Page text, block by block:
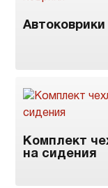
Автоковрики
Комплект
на сидения